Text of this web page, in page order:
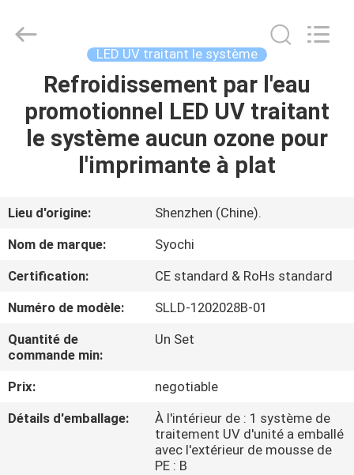
MAISON
PRODUITS
SUJET
DE
NOUS
VISITE
D'USINE
CONTRÔLE
DE
Syochi
Electronics
LED UV traitant le système
Refroidissement par l'eau
promotionnel LED UV traitant
le système aucun ozone pour
l'imprimante à plat
Lieu d'origine:
Shenzhen (Chine).
Nom de marque:
Syochi
Certification:
CE standard & RoHs standard
Numéro de modèle:
SLLD-1202028B-01
Quantité de
commande min:
Un Set
Prix:
negotiable
Détails d'emballage:
À l'intérieur de : 1 système de
traitement UV d'unité a emballé
avec l'extérieur de mousse de
PE : B